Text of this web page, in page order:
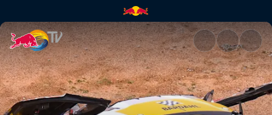
Etap 3: Dakar w strugach